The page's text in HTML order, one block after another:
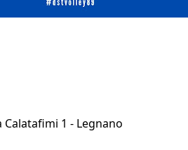
1 - Legnano